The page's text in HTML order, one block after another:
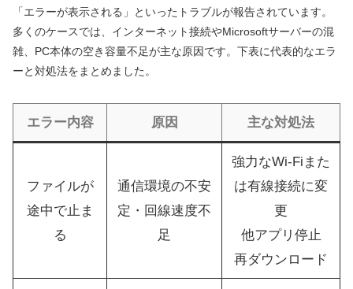
「エラーが表示される」といったトラブルが報告されています。
多くのケースでは、インターネット接続やMicrosoftサーバーの混
雑、PC本体の空き容量不足が主な原因です。下表に代表的なエラ
ーと対処法をまとめました。
エラー内容 原因 主な対処法
ファイルが
途中で止ま
る
通信環境の不安
定・回線速度不
足
強力なWi-Fiまた
は有線接続に変
更
他アプリ停止
再ダウンロード